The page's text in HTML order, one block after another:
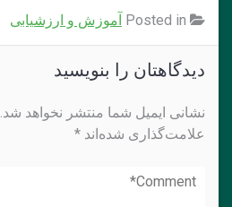
آموزش و ارزشیابی
دیدگاهتان را بنویسید
نشانی ایمیل شما منتشر نخواهد شد.
علامت‌گذاری شده‌اند *